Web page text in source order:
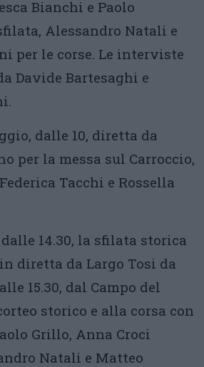
Bianchi e Paolo
Alessandro Natali e
per le corse. Le interviste
Davide Bartesaghi e
dalle 10, diretta da
per la messa sul Carroccio,
Tacchi e Rossella
14.30, la sfilata storica
diretta da Largo Tosi da
15.30, dal Campo del
storico e alla corsa con
Grillo, Anna Croci
Natali e Matteo